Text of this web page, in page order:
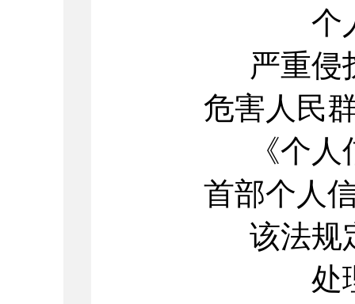
个
严重侵
危害人民
《个
首部个人
该法规
处